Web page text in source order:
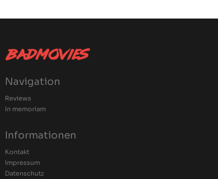
Navigation
Reviews
In memoriam
Informationen
Kontakt
Impressum
Datenschutz